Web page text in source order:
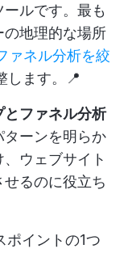
ルです。最も
地理的な場所
ァネル分析を絞
します。📍
とファネル分析
ーンを明らか
ウェブサイト
るのに役立ち
イントの1つ